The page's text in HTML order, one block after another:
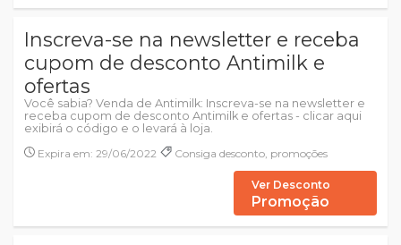
Inscreva-se na newsletter e receba
cupom de desconto Antimilk e
ofertas
Você sabia? Venda de Antimilk: Inscreva-se na newsletter e
receba cupom de desconto Antimilk e ofertas - clicar aqui
exibirá o código e o levará à loja.
Expira em: 29/06/2022
Consiga desconto, promoções
Ver Desconto
Promoção